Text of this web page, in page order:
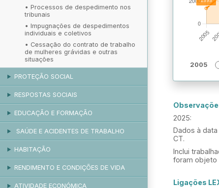
• Processos de despedimento nos
tribunais
• Impugnações de despedimentos
individuais e coletivos
• Cessação do contrato de trabalho
de mulheres grávidas e outras
situações
PROTEÇÃO SOCIAL
RESPOSTAS SOCIAIS
EDUCAÇÃO E FORMAÇÃO
SAÚDE E ACIDENTES DE TRABALHO
HABITAÇÃO
RENDIMENTO E CONDIÇÕES DE VIDA
ATIVIDADE ECONÓMICA
2005
2025:
Dados à
CT.
Inclui
foram objeto
Ligações